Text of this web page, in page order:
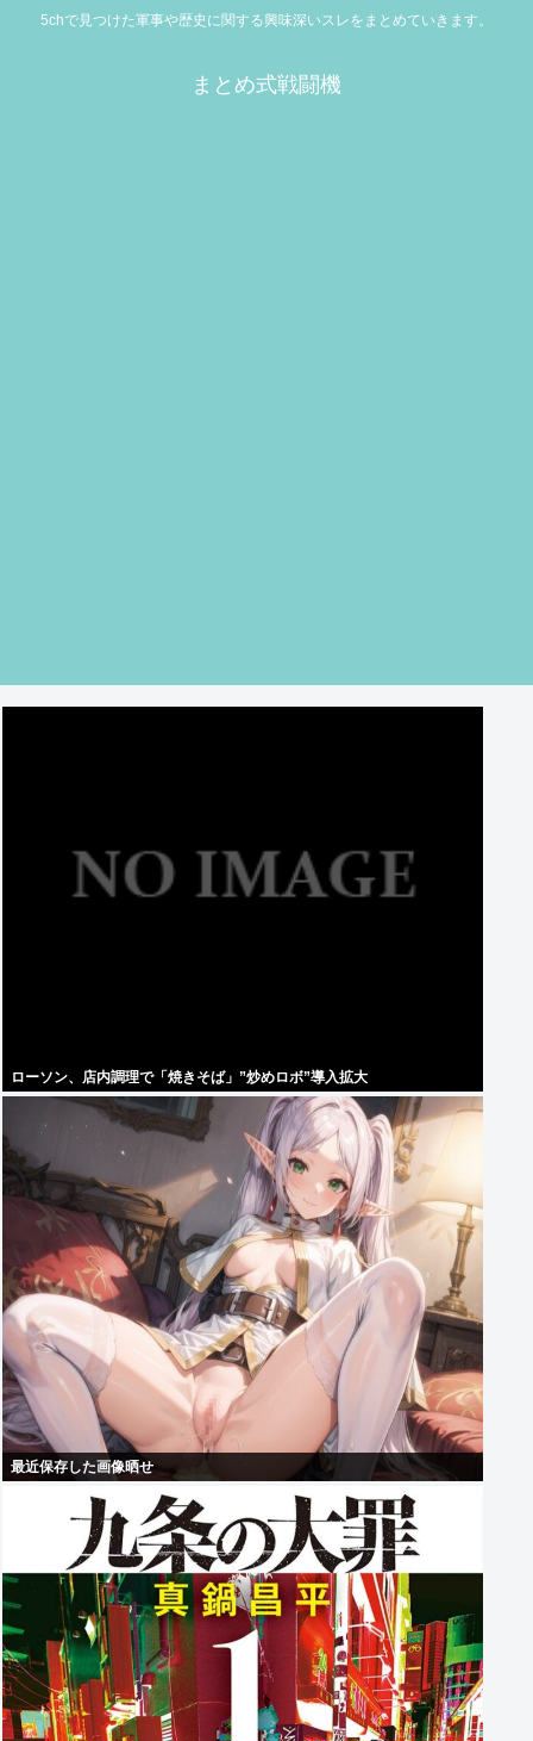
5chで見つけた軍事や歴史に関する興味深いスレをまとめていきます。
まとめ式戦闘機
ローソン、店内調理で「焼きそば」”炒めロボ”導入拡大
最近保存した画像晒せ